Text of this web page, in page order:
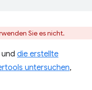
Sie es nicht.
die erstellte
untersuchen,